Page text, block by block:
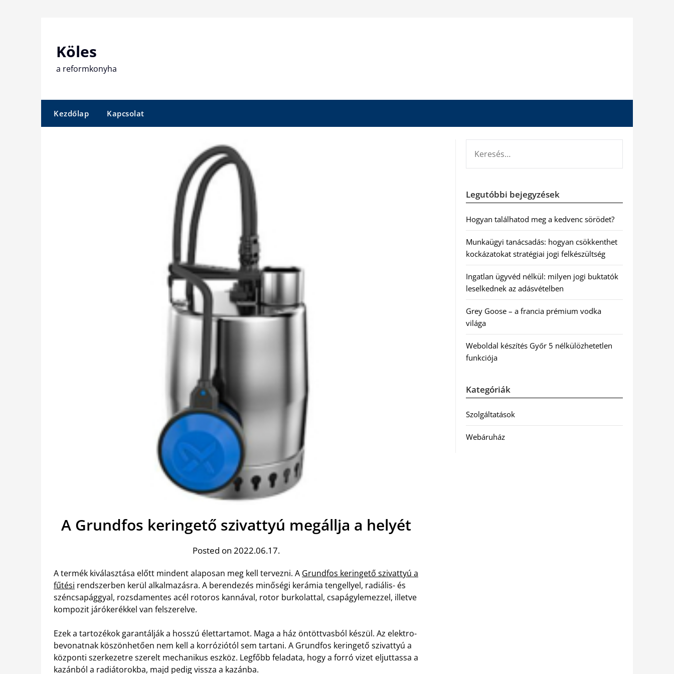
Köles
a reformkonyha
Kezdőlap Kapcsolat
A Grundfos keringető szivattyú megállja a helyét
Posted on 2022.06.17.
A termék kiválasztása előtt mindent alaposan meg kell tervezni. A Grundfos keringető szivattyú a
fűtési rendszerben kerül alkalmazásra. A berendezés minőségi kerámia tengellyel, radiális- és
széncsapággyal, rozsdamentes acél rotoros kannával, rotor burkolattal, csapágylemezzel, illetve
kompozit járókerékkel van felszerelve.
Ezek a tartozékok garantálják a hosszú élettartamot. Maga a ház öntöttvasból készül. Az elektro-
bevonatnak köszönhetően nem kell a korróziótól sem tartani. A Grundfos keringető szivattyú a
központi szerkezetre szerelt mechanikus eszköz. Legfőbb feladata, hogy a forró vizet eljuttassa a
kazánból a radiátorokba, majd pedig vissza a kazánba.
Legutóbbi bejegyzések
Hogyan találhatod meg a kedvenc sörödet?
Munkaügyi tanácsadás: hogyan csökkenthet
kockázatokat stratégiai jogi felkészültség
Ingatlan ügyvéd nélkül: milyen jogi buktatók
leselkednek az adásvételben
Grey Goose – a francia prémium vodka
világa
Weboldal készítés Győr 5 nélkülözhetetlen
funkciója
Kategóriák
Szolgáltatások
Webáruház